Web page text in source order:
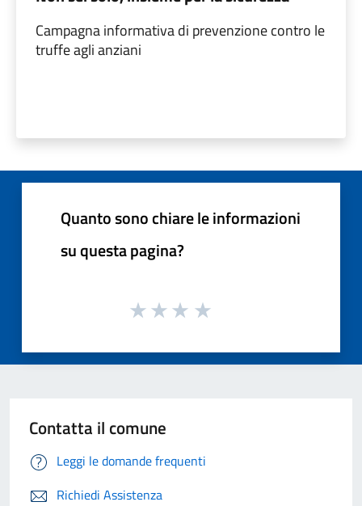
Campagna informativa di prevenzione contro le
truffe agli anziani
Quanto sono chiare le informazioni
su questa pagina?
Contatta il comune
Leggi le domande frequenti
Richiedi Assistenza